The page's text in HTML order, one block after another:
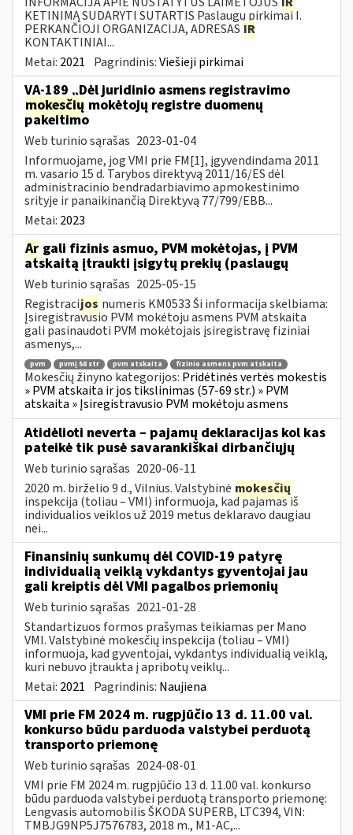
KETINIMĄ SUDARYTI SUTARTIS Paslaugų pirkimai I.
PERKANČIOJI ORGANIZACIJA, ADRESAS IR
KONTAKTINIAI...
Metai: 2021 Pagrindinis:Viešieji pirkimai
VA-189 „Dėl juridinio asmens registravimo
mokesčių mokėtojų registre duomenų
pakeitimo
Web turinio sąrašas 2023-01-04
Informuojame, jog VMI prie FM[1], įgyvendindama 2011
m. vasario 15 d. Tarybos direktyvą 2011/16/ES dėl
administracinio bendradarbiavimo apmokestinimo
srityje ir panaikinančią Direktyvą 77/799/EBB...
Metai: 2023
Ar gali fizinis asmuo, PVM mokėtojas, į PVM
atskaitą įtraukti įsigytų prekių (paslaugų
Web turinio sąrašas 2025-05-15
Registracijos numeris KM0533 Ši informacija skelbiama:
Įsiregistravusio PVM mokėtoju asmens PVM atskaita
gali pasinaudoti PVM mokėtojais įsiregistravę fiziniai
asmenys,...
pvm pvmį 58 str pvm atskaita fizinio asmens pvm atskaita
Mokesčių žinyno kategorijos: Pridėtinės vertės mokestis
» PVM atskaita ir jos tikslinimas (57-69 str.) » PVM
atskaita » Įsiregistravusio PVM mokėtoju asmens
Atidėlioti neverta – pajamų deklaracijas kol kas
pateikė tik pusė savarankiškai dirbančiųjų
Web turinio sąrašas 2020-06-11
2020 m. birželio 9 d., Vilnius. Valstybinė mokesčių
inspekcija (toliau – VMI) informuoja, kad pajamas iš
individualios veiklos už 2019 metus deklaravo daugiau
nei...
Finansinių sunkumų dėl COVID-19 patyrę
individualią veiklą vykdantys gyventojai jau
gali kreiptis dėl VMI pagalbos priemonių
Web turinio sąrašas 2021-01-28
Standartizuos formos prašymas teikiamas per Mano
VMI. Valstybinė mokesčių inspekcija (toliau – VMI)
informuoja, kad gyventojai, vykdantys individualią veiklą,
kuri nebuvo įtraukta į apribotų veiklų...
Metai: 2021 Pagrindinis: Naujiena
VMI prie FM 2024 m. rugpjūčio 13 d. 11.00 val.
konkurso būdu parduoda valstybei perduotą
transporto priemonę
Web turinio sąrašas 2024-08-01
VMI prie FM 2024 m. rugpjūčio 13 d. 11.00 val. konkurso
būdu parduoda valstybei perduotą transporto priemonę:
Lengvasis automobilis ŠKODA SUPERB, LTC394, VIN:
TMBJG9NP5J7576783, 2018 m., M1-AC,...